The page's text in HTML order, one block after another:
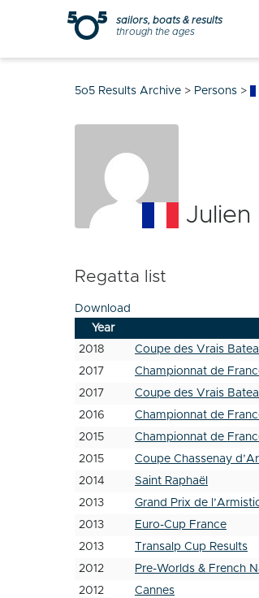
sailors, boats & results
through the ages
5o5 Results Archive > Persons >
Julien
Regatta list
Download
Year
2018
Coupe des Vrais
2017 Championnat de
2017 Coupe des Vrais
2016 Championnat de
2015 Championnat de
2015 Coupe Chassenay
2014 Saint Raphaël
2013 Grand Prix de
2013 Euro-Cup France
2013 Transalp Cup Results
2012 Pre-Worlds & French
2012 Cannes